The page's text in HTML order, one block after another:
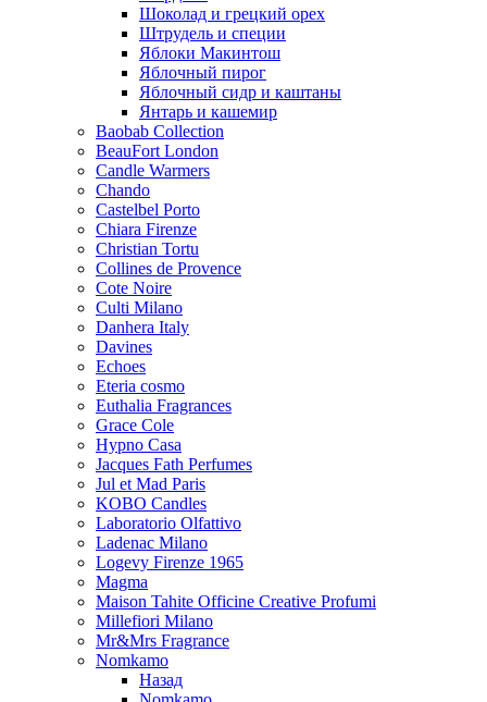
Шоколад и грецкий орех
Штрудель и специи
Яблоки Макинтош
Яблочный пирог
Яблочный сидр и каштаны
Янтарь и кашемир
Baobab Collection
BeauFort London
Candle Warmers
Chando
Castelbel Porto
Chiara Firenze
Christian Tortu
Collines de Provence
Cote Noire
Culti Milano
Danhera Italy
Davines
Echoes
Eteria cosmo
Euthalia Fragrances
Grace Cole
Hypno Casa
Jacques Fath Perfumes
Jul et Mad Paris
KOBO Candles
Laboratorio Olfattivo
Ladenac Milano
Logevy Firenze 1965
Magma
Maison Tahite Officine Creative Profumi
Millefiori Milano
Mr&Mrs Fragrance
Nomkamo
Назад